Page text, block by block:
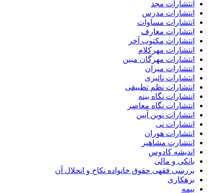
انتشارات مجد
انتشارات مدرس
انتشارات مساوات
انتشارات معارف
انتشارات مکتوب آخر
انتشارات مهرکلام
انتشارات مهرگان مبین
انتشارات میزان
انتشارات نائیری
انتشارات نظم تطبیقی
انتشارات نگاه بینه
انتشارات نگاه معاصر
انتشارات نوین آیین
انتشارات نی
انتشارات هوران
انتشارت مشاهیر
اندیشه کادوس
بانکی و مالی
بررسی فقهی حقوق خانواده نکاح و انحلال آن
بزهکاری
بیمه